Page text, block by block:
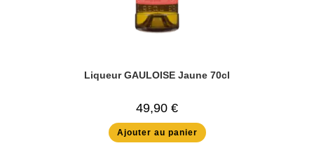
Liqueur GAULOISE Jaune 70cl
49,90 €
Ajouter au panier